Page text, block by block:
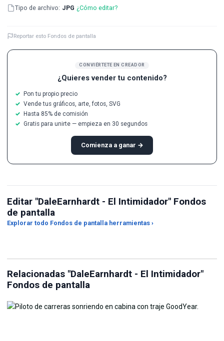
CONVIÉRTETE EN CREADOR
¿Quieres vender tu contenido?
Pon tu propio precio
Vende tus gráficos, arte, fotos, SVG
Hasta 85% de comisión
Gratis para unirte — empieza en 30 segundos
Comienza a ganar →
Tipo de archivo: JPG ¿Cómo editar?
Reportar esto Fondos de pantalla
Editar "DaleEarnhardt - El Intimidador" Fondos
de pantalla
Explorar todo Fondos de pantalla herramientas ›
Recortador de relación de
aspecto
Conversor de JPG a PNG
Relacionadas "DaleEarnhardt - El Intimidador"
Fondos de pantalla